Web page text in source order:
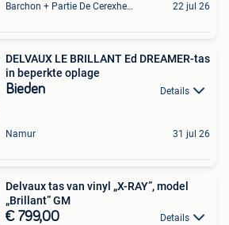
Barchon + Partie De Cerexhe - Heuseux, De Evegnee - Tignee 22 jul 26
DELVAUX LE BRILLANT Ed DREAMER-tas
in beperkte oplage
Bieden Details
Namur 31 jul 26
Delvaux tas van vinyl „X-RAY”, model
„Brillant” GM
€ 799,00 Details